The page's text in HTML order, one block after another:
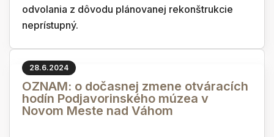
odvolania z dôvodu plánovanej rekonštrukcie
neprístupný.
28.6.2024
OZNAM: o dočasnej zmene otváracích
hodín Podjavorinského múzea v
Novom Meste nad Váhom